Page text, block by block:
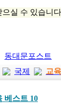
실 수 있습니
동대문포스트
국제 교육
베스트 10